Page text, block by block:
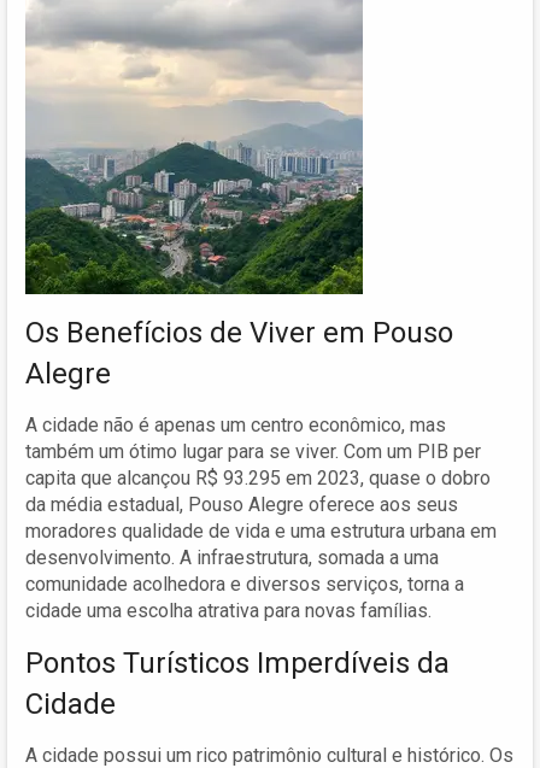
Os Benefícios de Viver em Pouso
Alegre
A cidade não é apenas um centro econômico, mas
também um ótimo lugar para se viver. Com um PIB per
capita que alcançou R$ 93.295 em 2023, quase o dobro
da média estadual, Pouso Alegre oferece aos seus
moradores qualidade de vida e uma estrutura urbana em
desenvolvimento. A infraestrutura, somada a uma
comunidade acolhedora e diversos serviços, torna a
cidade uma escolha atrativa para novas famílias.
Pontos Turísticos Imperdíveis da
Cidade
A cidade possui um rico patrimônio cultural e histórico. Os